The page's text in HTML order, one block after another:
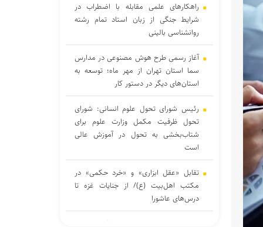
راهکارهای علمی مقابله با اضطراب در
شرایط جنگی از زبان استاد تمام رشته
روانشناسی بالینی
آغاز رسمی طرح هوش مصنوعی در مدارس
سما استان تهران از مهر ماه؛ توسعه به
استان‌های دیگر در دستور کار
رئیس شورای تحول علوم انسانی: شورای
تحول ظرفیت مکمل وزارت علوم برای
شتاب‌بخشی به تحول در آموزش عالی
است
تقابل «عقل ابزاری» و «خرد حکمی» در
مکتب اهل‌بیت (ع)/ از جنایات غزه تا
درس‌های عاشورا